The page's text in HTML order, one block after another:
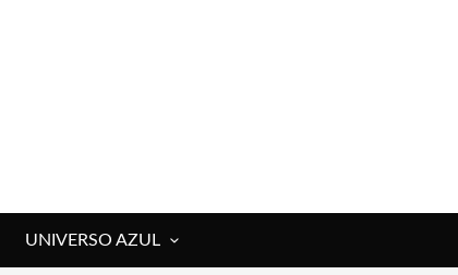
UNIVERSO AZUL